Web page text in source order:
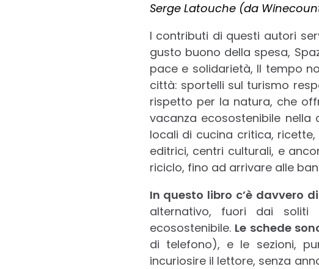
Serge Latouche (da
I contributi di questi autori
gusto buono della spesa,
pace e solidarietà, Il tempo
città: sportelli sul turismo
rispetto per la natura, che
vacanza ecosostenibile
locali di cucina critica,
editrici, centri culturali, e
riciclo, fino ad arrivare alle
In questo libro c’è davvero
alternativo, fuori dai soliti
ecosostenibile. Le schede
di telefono), e le sezioni,
incuriosire il lettore, senza